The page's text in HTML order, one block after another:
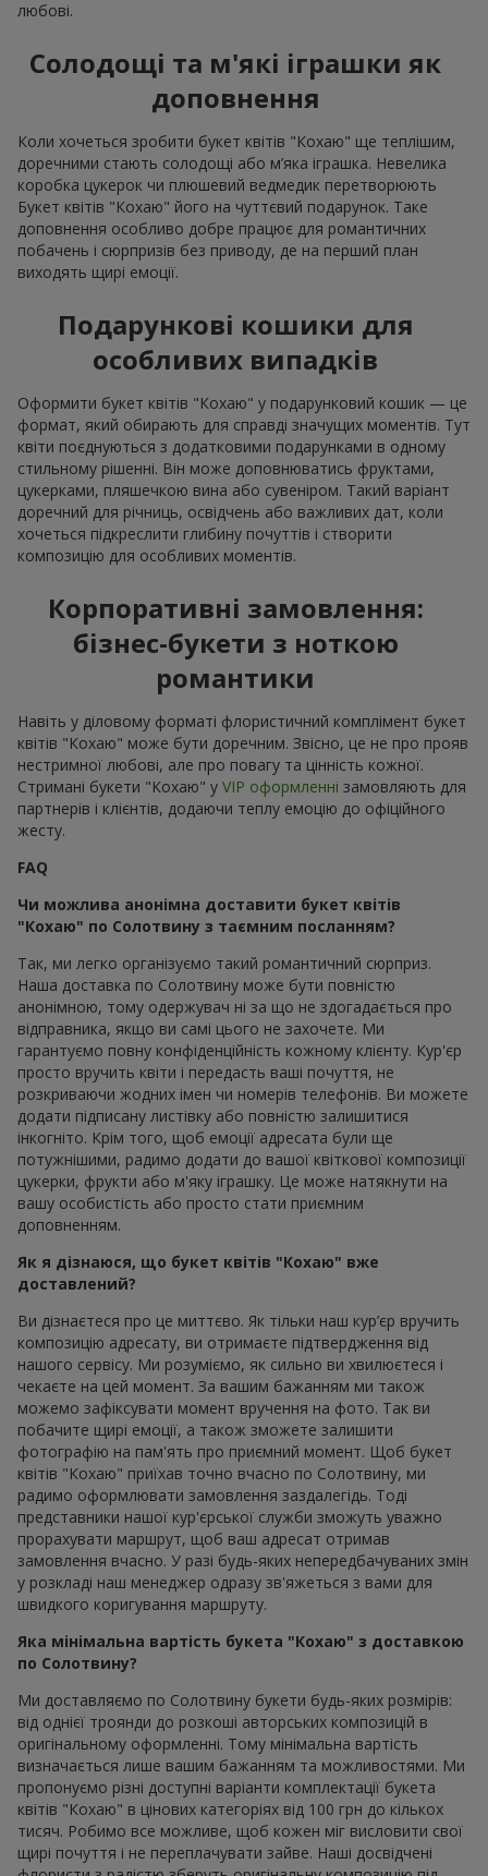
ексклюзивним оформленням стане в нагоді до
Пам’ятайте: букет квітів "Кохаю" — це квіти з особливим
сенсом, які не перевантажені декором і дозволяють емоції
Кому і коли дарувати
композицію квітів "Кохаю"
Букет квітів "Кохаю" не прив’язаний до конкретної дати. Такі
квіти дарують коханій людині
сварки. До речі, букет квітів "Кохаю" можна дарувати не
коханій жінці . Вони чудово пасуватимуть, як
подарунокдля дружини ,мами , або, навіть, як невеличкий
Квіти "Кохаю" з доставкою по
Солотвину — мова кохання без слів
Справжня магія, що має букет квітів "Кохаю" міститься у
його маленьких, але таких важливих деталях. Флористи
салонуFlowers.uaдокладають максимум зусиль, щоб ніжні
вишуканими доданками і делікатними акцентами. Не аби яку
роль відіграє пакування. Саме за його допомогою можна
досягти передачі справжніх теплих почуттів в букеті, які
відчуваються з першого погляду.
Дарувати букет квітів "Кохаю" - це використовувати
квіткову мову почуттів на максимальних обертах. Букет
квітів "Кохаю" не кричить, а говорить тихо і впевнено,
залишаючи після себе відчуття щирості.
Чим особливі квіти "Кохаю" у
Сучасна флористика відходить від надмірності. Зараз букет
квітів "Кохаю" — це вже не вичурні композиції з надмірною
кількістю кричущих елементів. Букет квітів "Кохаю" поєднує
в собі баланс між формою, кольором і об’ємом. Тут
знаходять місце квіти з особливим сенсом, де кожен
елемент має своє місце.
Романтичне оформлення більше не означає обов’язково
яскраво-червоне. Пастельні відтінки, глибокі бордові або
молочні кольори додані в букет квітів "Кохаю" створюють
іншу, більш зрілу атмосферу любові. Розмір букета
ідеальний той, що ви можете собі дозволити. Про глибокі
почуття може розказати, як доволі спокійна композиція,
так і велетенський букет квітів "Кохаю" з 1001 троянд.
Найпопулярніші букети
"Кохаю" у 2026 році
формою. Ніжні квіти для неї у спокійних відтінках, мікси з
сезонних квітів, легка асиметрія — усе це формує сучасний
вигляд любовного букета із серцевим символом.
Один із ключових трендів — монобукети. Букет квітів
"Кохаю" з одного виду квітів виглядає лаконічно, але дуже
виразно.Тюльпани,іриси,гортензіїаботроянди в одному
відтінку створюють сильний візуальний акцент. Особливо
популярні так звані bold monochromes — насичено-червоні
букети з троянд, жоржин або ранункулюсів, де символ
любові в букеті читається з першого погляду.
Ще один помітний напрям, що втілюється в композицію
букет квітів "Кохаю" — природна "дикість". У моді
асиметричні, трохи розхристані композиції, які нагадують
щойно зібрані польові квіти. До таких квітів "кохаю" часто
додають декоративні злаки, евкаліпт, сухоцвіти або
живої, невимушеної романтики.
Паралельно повертається оновлена ретро-класика.
Гвоздики, жоржини та хризантеми додані в букет квітів
"Кохаю" знову в центрі уваги, але вже в сучасному
прочитанні: пастельні відтінки — персиковий, лавандовий,
мусовий — доповнюють стрічками, вінтажними вазами або
м’яким пакуванням.